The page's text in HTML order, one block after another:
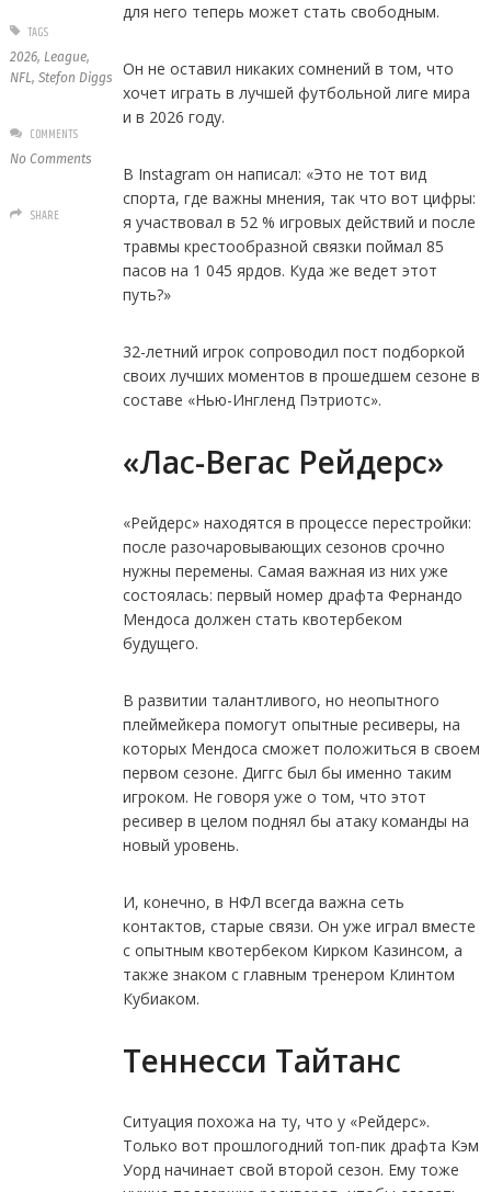
для него теперь может стать свободным.
Он не оставил никаких сомнений в том, что
хочет играть в лучшей футбольной лиге мира
и в 2026 году.
В Instagram он написал: «Это не тот вид
спорта, где важны мнения, так что вот цифры:
я участвовал в 52 % игровых действий и после
травмы крестообразной связки поймал 85
пасов на 1 045 ярдов. Куда же ведет этот
путь?»
32-летний игрок сопроводил пост подборкой
своих лучших моментов в прошедшем сезоне в
составе «Нью-Ингленд Пэтриотс».
«Лас-Вегас Рейдерс»
«Рейдерс» находятся в процессе перестройки:
после разочаровывающих сезонов срочно
нужны перемены. Самая важная из них уже
состоялась: первый номер драфта Фернандо
Мендоса должен стать квотербеком
будущего.
В развитии талантливого, но неопытного
плеймейкера помогут опытные ресиверы, на
которых Мендоса сможет положиться в своем
первом сезоне. Диггс был бы именно таким
игроком. Не говоря уже о том, что этот
ресивер в целом поднял бы атаку команды на
новый уровень.
И, конечно, в НФЛ всегда важна сеть
контактов, старые связи. Он уже играл вместе
с опытным квотербеком Кирком Казинсом, а
также знаком с главным тренером Клинтом
Кубиаком.
Теннесси Тайтанс
Ситуация похожа на ту, что у «Рейдерс».
Только вот прошлогодний топ-пик драфта Кэм
Уорд начинает свой второй сезон. Ему тоже
TAGS
2026, League,
NFL, Stefon Diggs
COMMENTS
No Comments
SHARE